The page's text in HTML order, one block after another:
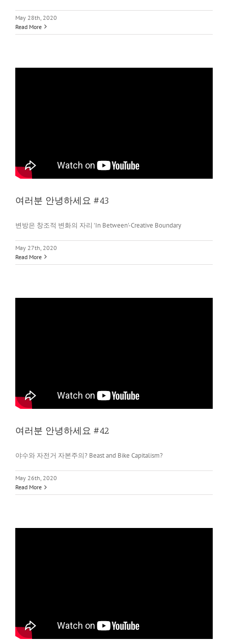
May 28th, 2020
Read More
여러분 안녕하세요 #43
변방은 창조적 변화의 자리 'In Between'-Creative Boundary
May 27th, 2020
Read More
여러분 안녕하세요 #42
야수와 자전거 자본주의? Beast and Bike Capitalism?
May 26th, 2020
Read More